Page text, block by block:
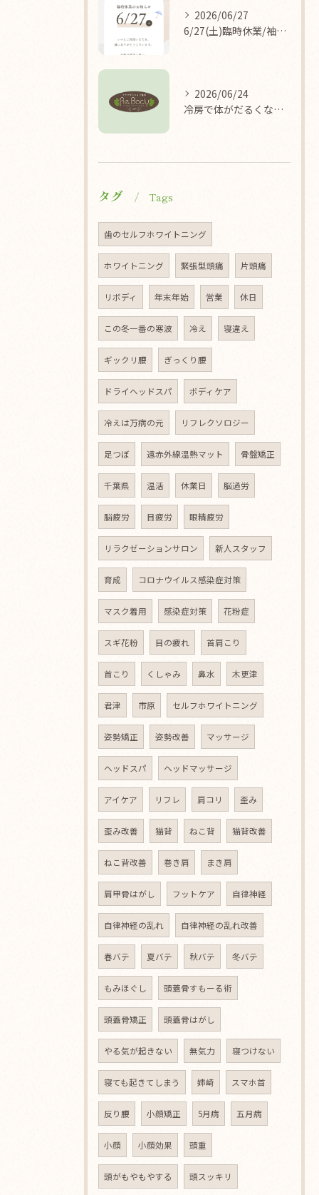
2026/06/27
6/27(土)臨時休業/袖ケ浦/リラクゼーション整体Re.Body
2026/06/24
冷房で体がだるくなる理由/袖ケ浦/リラクゼーション整体Re.Body
タグ Tags
歯のセルフホワイトニング
ホワイトニング 緊張型頭痛 片頭痛
リボディ 年末年始 営業 休日
この冬一番の寒波 冷え 寝違え
ギックリ腰 ぎっくり腰
ドライヘッドスパ ボディケア
冷えは万病の元 リフレクソロジー
足つぼ 遠赤外線温熱マット 骨盤矯正
千葉県 温活 休業日 脳過労
脳疲労 目疲労 眼精疲労
リラクゼーションサロン 新人スタッフ
育成 コロナウイルス感染症対策
マスク着用 感染症対策 花粉症
スギ花粉 目の疲れ 首肩こり
首こり くしゃみ 鼻水 木更津
君津 市原 セルフホワイトニング
姿勢矯正 姿勢改善 マッサージ
ヘッドスパ ヘッドマッサージ
アイケア リフレ 肩コリ 歪み
歪み改善 猫背 ねこ背 猫背改善
ねこ背改善 巻き肩 まき肩
肩甲骨はがし フットケア 自律神経
自律神経の乱れ 自律神経の乱れ改善
春バテ 夏バテ 秋バテ 冬バテ
もみほぐし 頭蓋骨すもーる術
頭蓋骨矯正 頭蓋骨はがし
やる気が起きない 無気力 寝つけない
寝ても起きてしまう 姉崎 スマホ首
反り腰 小顔矯正 5月病 五月病
小顔 小顔効果 頭重
頭がもやもやする 頭スッキリ